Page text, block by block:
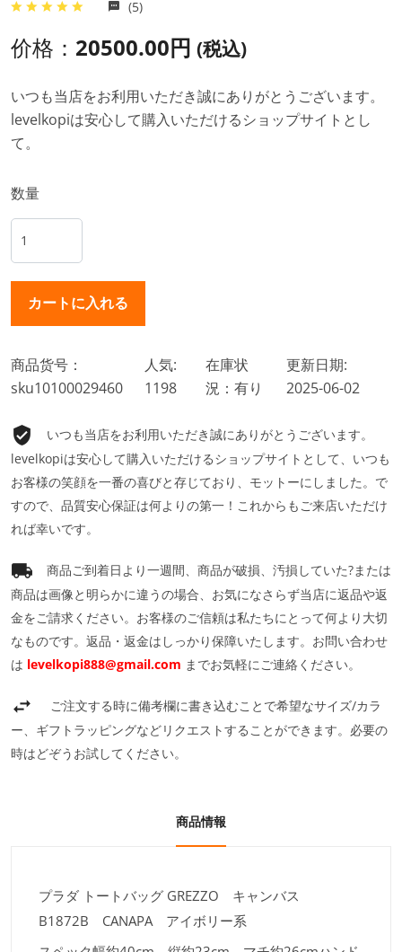
(5)
价格： 20500.00円 (税込)
いつも当店をお利用いただき誠にありがとうございます。
levelkopiは安心して購入いただけるショップサイトとし
て。
数量
商品货号：
sku10100029460
人気:
1198
在庫状
況：有り
更新日期:
2025-06-02
いつも当店をお利用いただき誠にありがとうございます。
levelkopiは安心して購入いただけるショップサイトとして、いつも
お客様の笑顔を一番の喜びと存じており、モットーにしました。で
すので、品質安心保証は何よりの第一！これからもご来店いただけ
れば幸いです。
商品ご到着日より一週間、商品が破損、汚損していた?または
商品は画像と明らかに違うの場合、お気になさらず当店に返品や返
金をご請求ください。お客様のご信頼は私たちにとって何より大切
なものです。返品・返金はしっかり保障いたします。お問い合わせ
は levelkopi888@gmail.com までお気軽にご連絡ください。
ご注文する時に備考欄に書き込むことで希望なサイズ/カラ
ー、ギフトラッピングなどリクエストすることができます。必要の
時はどぞうお試してください。
商品情報
プラダ トートバッグ GREZZO キャンバス
B1872B CANAPA アイボリー系